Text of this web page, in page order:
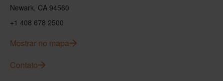
Newark, CA 94560
+1 408 678 2500
Mostrar no mapa
Contato